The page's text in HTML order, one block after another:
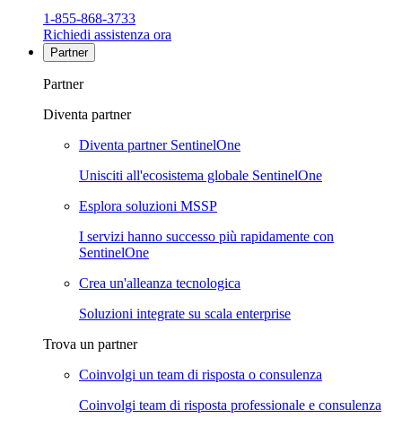
1-855-868-3733
Richiedi assistenza ora
Partner
Partner
Diventa partner
Diventa partner SentinelOne
Unisciti all'ecosistema globale SentinelOne
Esplora soluzioni MSSP
I servizi hanno successo più rapidamente con
SentinelOne
Crea un'alleanza tecnologica
Soluzioni integrate su scala enterprise
Trova un partner
Coinvolgi un team di risposta o consulenza
Coinvolgi team di risposta professionale e consulenza